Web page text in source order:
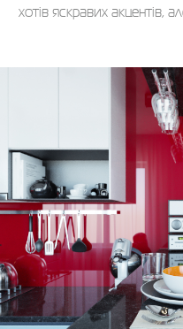
хотів яскравих акцентів,